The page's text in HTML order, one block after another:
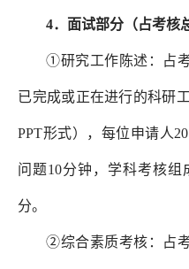
4．面试部分（占考核
①研究工作陈述：占
已完成或正在进行的科研
PPT形式），每位申请人
问题10分钟，学科考核
分。
②综合素质考核：占